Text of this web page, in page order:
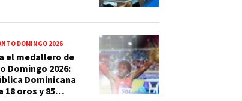
DOMINGO 2026
el medallero de
Domingo 2026:
Dominicana
18 oros y 85